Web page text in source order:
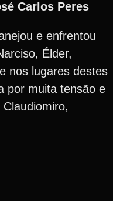
Carlos Peres
e enfrentou
Élder,
nos lugares destes
por muita tensão e